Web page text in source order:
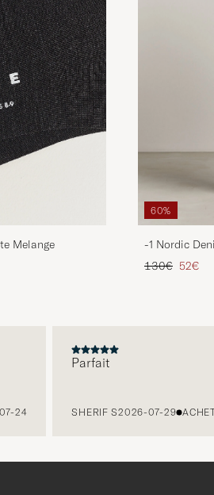
Melange
60%
-1 Nordic
Prix ordinaire
130€ Prix
52€
Parfait
SHERIF S2026-07-29 ACHETEUR